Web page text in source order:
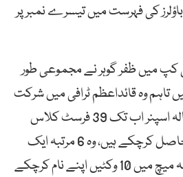
کی فہرست میں تیسرے نمبر پر
کپ میں ظفر گوہر نے مجموعی طور
تاہم وہ قائداعظم ٹرافی میں شرکت
نہیں کرسکے تھے۔ 25سالہ اسپنر اب تک 39 فرسٹ کلاس
میچوں میں 144 وکٹیں حاصل کرچکے ہیں، وہ 6 مرتبہ ایک
اننگز میں 5 جبکہ 2 مرتبہ میچ میں 10 وکٹیں اپنے نام کرچکے